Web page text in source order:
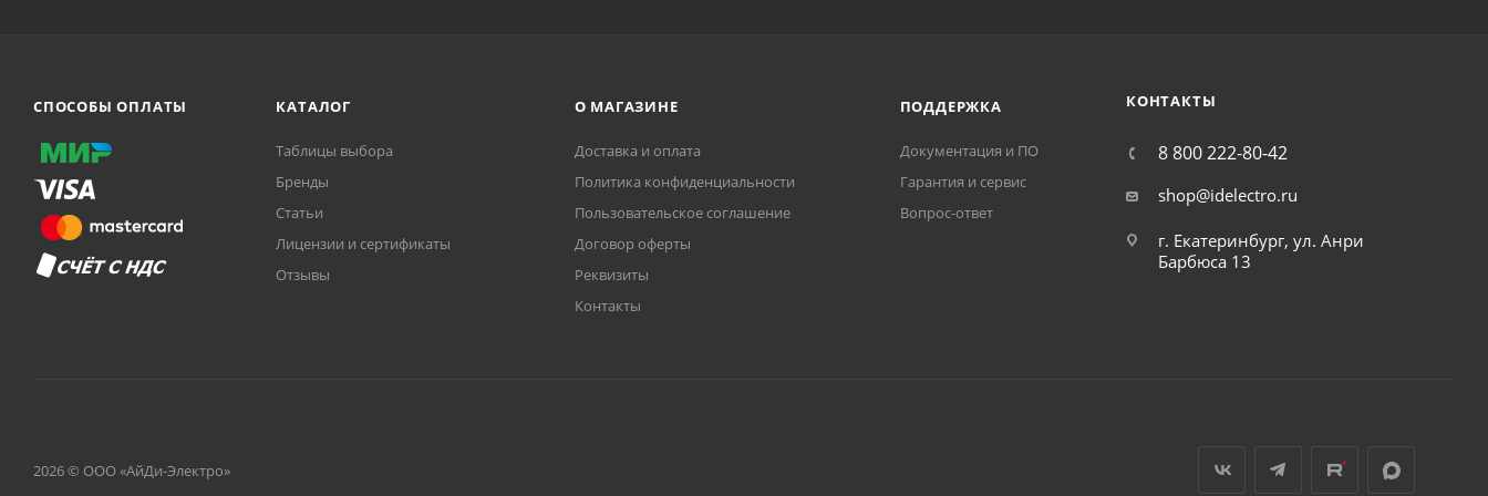
СПОСОБЫ ОПЛАТЫ КАТАЛОГ
Таблицы выбора
Бренды
Статьи
Лицензии и сертификаты
Отзывы
О МАГАЗИНЕ
Доставка и оплата
Политика конфиденциальности
Пользовательское соглашение
Договор оферты
Реквизиты
Контакты
ПОДДЕРЖКА
Документация и ПО
Гарантия и сервис
Вопрос-ответ
КОНТАКТЫ
8 800 222-80-42
shop@idelectro.ru
г. Екатеринбург, ул. Анри
Барбюса 13
2026 © ООО «АйДи-Электро»